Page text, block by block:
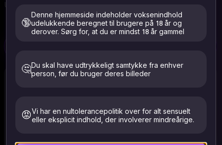
🔞
Denne hjemmeside indeholder voksenindhold
udelukkende beregnet til brugere på 18 år og
derover. Sørg for, at du er mindst 18 år gammel
🤔Du skal have udtrykkeligt samtykke fra enhver
person, før du bruger deres billeder
😡Vi har en nultolerancepolitik over for alt sensuelt
eller eksplicit indhold, der involverer mindreårige.
Udskift og bland ansigter problemfrit i enhver video og foto.
Brancheførende ansigtsbyttehastighed. Ingen login
påkrævet, brug det gratis nu.
Gratis
Vælg Video
Understøttede filer: .mp4 .webm .avi